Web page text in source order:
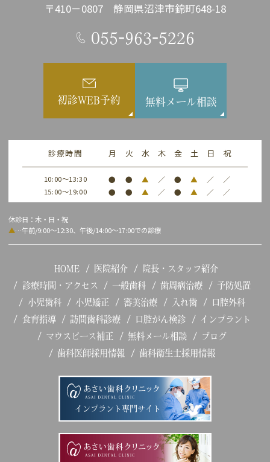
〒410－0807 静岡県沼津市錦町648-18
055-963-5226
初診WEB予約 無料メール相談
診療時間 月 火 水 木 金 土 日 祝
10:00～13:30 ● ● ▲ ／ ● ▲ ／ ／
15:00～19:00 ● ● ▲ ／ ● ▲ ／ ／
休診日：木・日・祝
▲…午前/9:00～12:30、午後/14:00～17:00での診療
HOME 医院紹介
院長・スタッフ紹介
診療時間・アクセス
一般歯科 歯周病治療
予防処置
小児歯科
小児矯正 審美治療 入れ歯
口腔外科
食育指導
訪問歯科診療 口腔がん検診
インプラント
マウスピース補正
無料メール相談
ブログ
歯科医師採用情報
歯科衛生士採用情報
インプラント専門サイト